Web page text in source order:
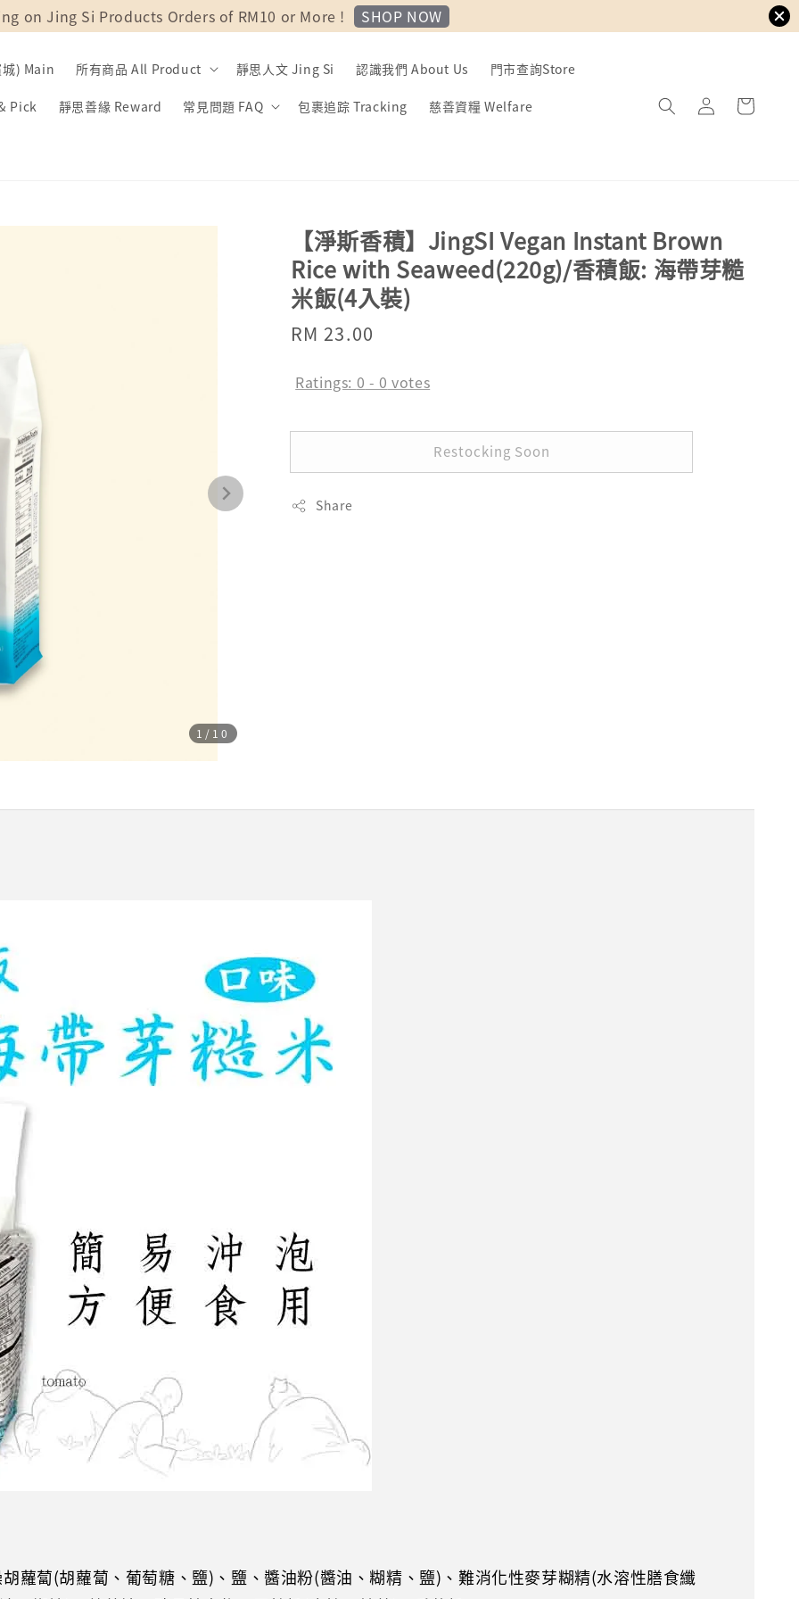
on Jing Si Products Orders of RM10 or More ! SHOP NOW
) Main 所有商品 All Product 靜思人文 Jing Si 認識我們 About Us 門市查詢Store
Pick 靜思善緣 Reward 常見問題 FAQ 包裹追踪 Tracking 慈善資糧 Welfare
1 /10
【淨斯香積】JingSI Vegan Instant Brown
Rice with Seaweed(220g)/香積飯: 海帶芽糙
米飯(4入裝)
Regular
RM 23.00
Ratings: 0 - 0 votes
Restocking Soon
Share
蘿蔔(胡蘿蔔、葡萄糖、鹽)、鹽、醬油粉(醬油、糊精、鹽)、難消化性麥芽糊精(水溶性膳食纖